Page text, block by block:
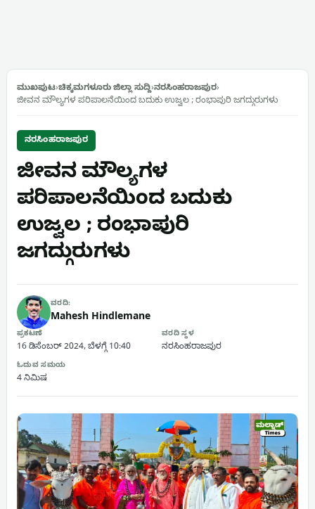
ಮುಖಪುಟ›ಚಿಕ್ಕಮಗಳೂರು ಜಿಲ್ಲಾ ಸುದ್ದಿ›ನರಸಿಂಹರಾಜಪುರ›
ಜೀವನ ಮೌಲ್ಯಗಳ ಪರಿಪಾಲನೆಯಿಂದ ಬದುಕು ಉಜ್ವಲ ; ರಂಭಾಪುರಿ ಜಗದ್ಗುರುಗಳು
ನರಸಿಂಹರಾಜಪುರ
ಜೀವನ ಮೌಲ್ಯಗಳ
ಪರಿಪಾಲನೆಯಿಂದ ಬದುಕು
ಉಜ್ವಲ ; ರಂಭಾಪುರಿ
ಜಗದ್ಗುರುಗಳು
ವರದಿ:
Mahesh Hindlemane
ಪ್ರಕಟಣೆ
16 ಡಿಸೆಂಬರ್ 2024, ಬೆಳಗ್ಗೆ 10:40
ವರದಿ ಸ್ಥಳ
ನರಸಿಂಹರಾಜಪುರ
ಓದುವ ಸಮಯ
4 ನಿಮಿಷ